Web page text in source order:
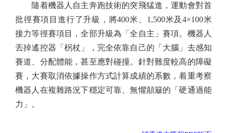
隨着機器人自主奔跑技術的突飛猛進，運動會對首
批徑賽項目進行了升級，將400米、1,500米及4×100米
接力等徑賽項目，全部升級為「全自主」賽項。機器人
丟掉遙控器「柺杖」，完全依靠自己的「大腦」去感知
賽道、分配體能，甚至應對碰撞。針對難度較高的障礙
賽，大賽取消依據操作方式計算成績的系數，着重考察
機器人在複雜路況下穩定可靠、無懼顛簸的「硬通過能
力」。